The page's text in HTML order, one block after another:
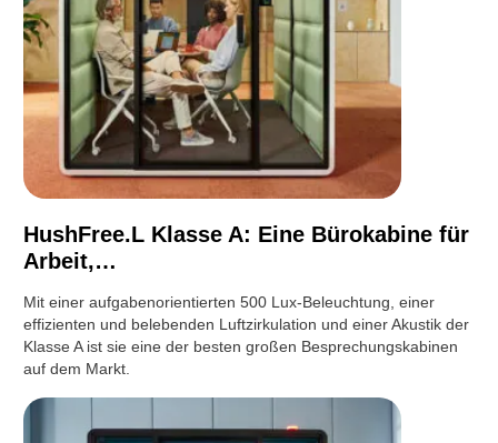
HushFree.L Klasse A: Eine Bürokabine für
Arbeit,…
Mit einer aufgabenorientierten 500 Lux-Beleuchtung, einer
effizienten und belebenden Luftzirkulation und einer Akustik der
Klasse A ist sie eine der besten großen Besprechungskabinen
auf dem Markt.